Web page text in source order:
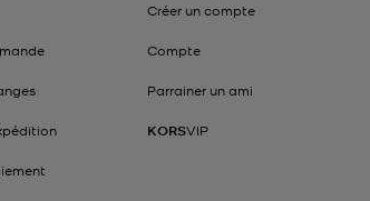
Créer un compte
Compte
Parrainer un ami
KORSVIP